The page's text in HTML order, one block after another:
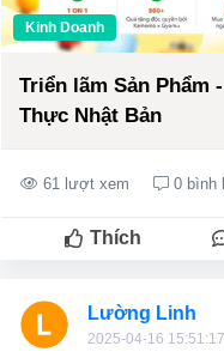
Kinh Doanh
Triển lãm Sản Phẩm
Thực Nhật Bản
61 lượt xem 0 bình
Thích
Lường Linh
2025-04-16 15:51:17